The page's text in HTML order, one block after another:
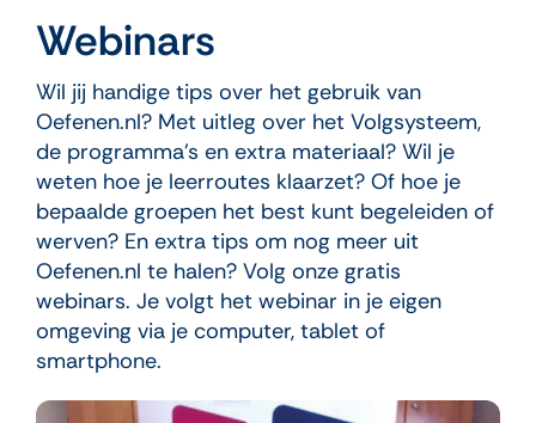
Webinars
Wil jij handige tips over het gebruik van
Oefenen.nl? Met uitleg over het Volgsysteem,
de programma’s en extra materiaal? Wil je
weten hoe je leerroutes klaarzet? Of hoe je
bepaalde groepen het best kunt begeleiden of
werven? En extra tips om nog meer uit
Oefenen.nl te halen? Volg onze gratis
webinars. Je volgt het webinar in je eigen
omgeving via je computer, tablet of
smartphone.